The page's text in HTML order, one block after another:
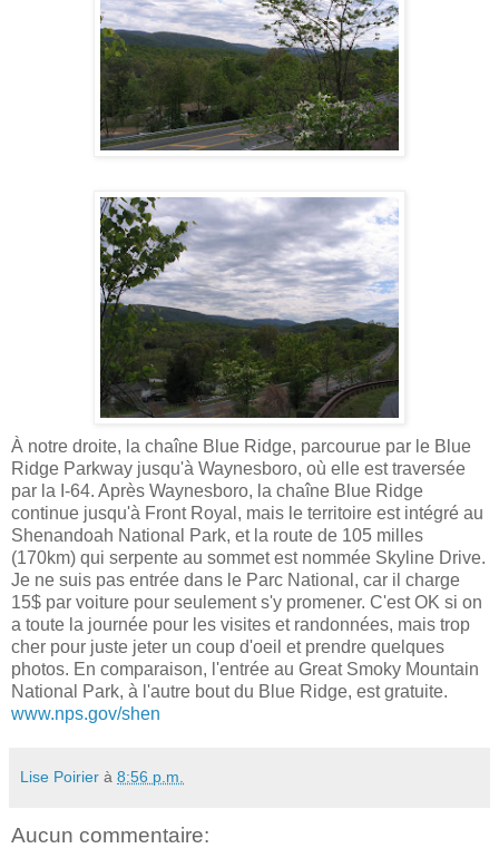
À notre droite, la chaîne Blue Ridge, parcourue par le Blue
Ridge Parkway jusqu'à Waynesboro, où elle est traversée
par la I-64. Après Waynesboro, la chaîne Blue Ridge
continue jusqu'à Front Royal, mais le territoire est intégré au
Shenandoah National Park, et la route de 105 milles
(170km) qui serpente au sommet est nommée Skyline Drive.
Je ne suis pas entrée dans le Parc National, car il charge
15$ par voiture pour seulement s'y promener. C'est OK si on
a toute la journée pour les visites et randonnées, mais trop
cher pour juste jeter un coup d'oeil et prendre quelques
photos. En comparaison, l'entrée au Great Smoky Mountain
National Park, à l'autre bout du Blue Ridge, est gratuite.
www.nps.gov/shen
Lise Poirier à 8:56 p.m.
Aucun commentaire: